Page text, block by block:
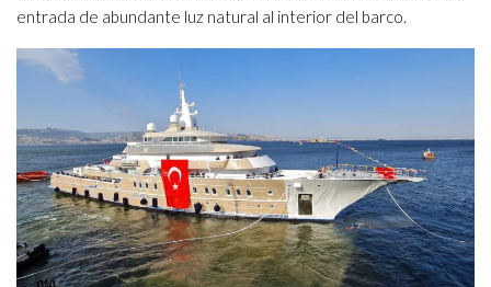
entrada de abundante luz natural al interior del barco.